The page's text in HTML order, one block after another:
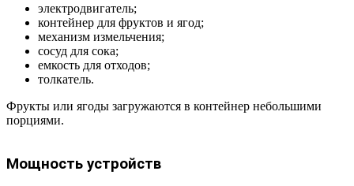
электродвигатель;
контейнер для фруктов и ягод;
механизм измельчения;
сосуд для сока;
емкость для отходов;
толкатель.
Фрукты или ягоды загружаются в контейнер небольшими
порциями.
Мощность устройств